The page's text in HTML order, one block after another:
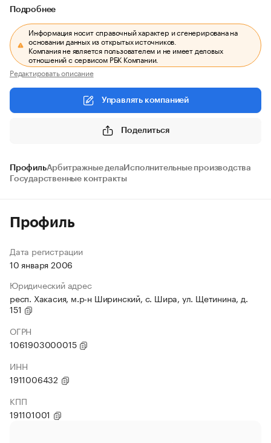
Подробнее
Информация носит справочный характер и сгенерирована на
основании данных из открытых источников.
Компания не является пользователем и не имеет деловых
отношений с сервисом РБК Компании.
Редактировать описание
Управлять компанией
Поделиться
ПрофильАрбитражные дела Исполнительные производства
Государственные контракты
Профиль
Дата регистрации
10 января 2006
Юридический адрес
респ. Хакасия, м.р-н Ширинский, с. Шира, ул. Щетинина, д.
151
ОГРН
1061903000015
ИНН
1911006432
КПП
191101001